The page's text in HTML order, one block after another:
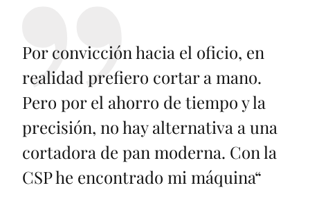
Por convicción hacia el oficio, en
realidad prefiero cortar a mano.
Pero por el ahorro de tiempo y la
precisión, no hay alternativa a una
cortadora de pan moderna. Con la
CSP he encontrado mi máquina“